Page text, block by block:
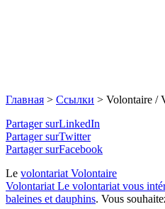
Главная > Ссылки > Volontaire /
Partager surLinkedIn
Partager surTwitter
Partager surFacebook
Le volontariat Volontaire
Volontariat Le volontariat vous
baleines et dauphins. Vous